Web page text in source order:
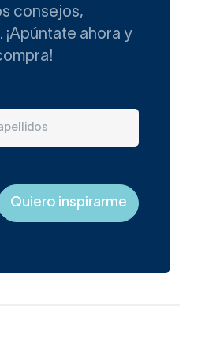
consejos,
ahora y